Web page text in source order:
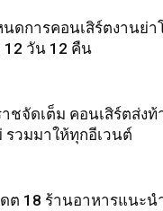
นดการคอนเสิร์ตงานย่า
12 วัน 12 คืน
ชจัดเต็ม คอนเสิร์ตส่งท้
รวมมาให้ทุกอีเวนต์
ดต 18 ร้านอาหารแนะ